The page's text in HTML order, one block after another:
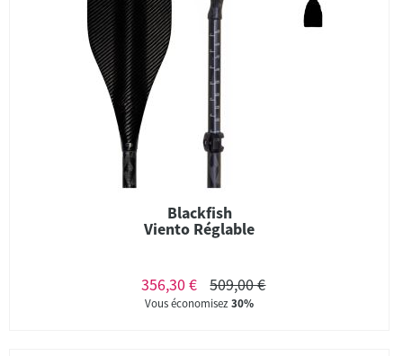
Blackfish
Viento Réglable
356,30 € 509,00 €
Vous économisez30%